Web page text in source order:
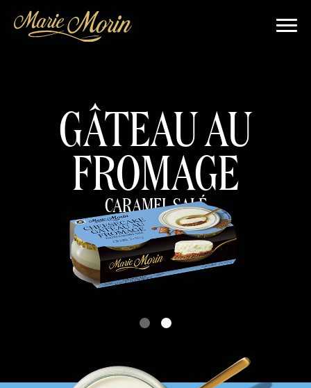
GÂTEAU AU
FROMAGE
CARAMEL SALÉ